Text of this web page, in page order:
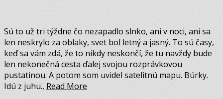
Sú to už tri týždne čo nezapadlo slnko, ani v noci, ani sa
len neskrylo za oblaky, svet bol letný a jasný. To sú časy,
keď sa vám zdá, že to nikdy neskončí, že tu navždy bude
len nekonečná cesta ďalej svojou rozprávkovou
pustatinou. A potom som uvidel satelitnú mapu. Búrky.
Idú z juhu., Read More